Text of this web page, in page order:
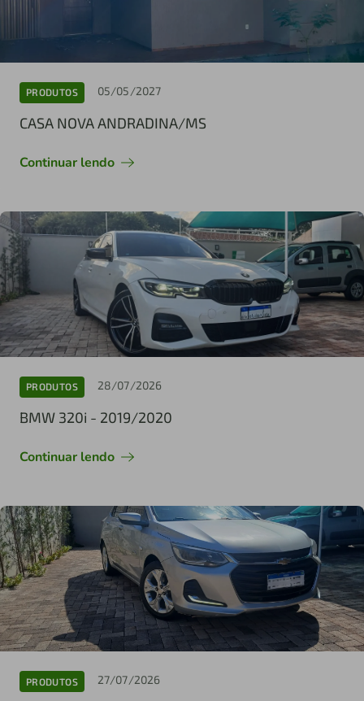
PRODUTOS 05/05/2027
CASA NOVA ANDRADINA/MS
Continuar lendo
PRODUTOS 28/07/2026
BMW 320i - 2019/2020
Continuar lendo
PRODUTOS 27/07/2026